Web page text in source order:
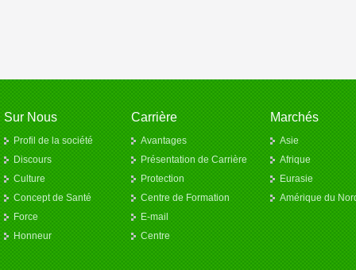
Sur Nous
Profil de la société
Discours
Culture
Concept de Santé
Force
Honneur
Carrière
Avantages
Présentation de Carrière
Protection
Centre de Formation
E-mail
Centre
Marchés
Asie
Afrique
Eurasie
Amérique du